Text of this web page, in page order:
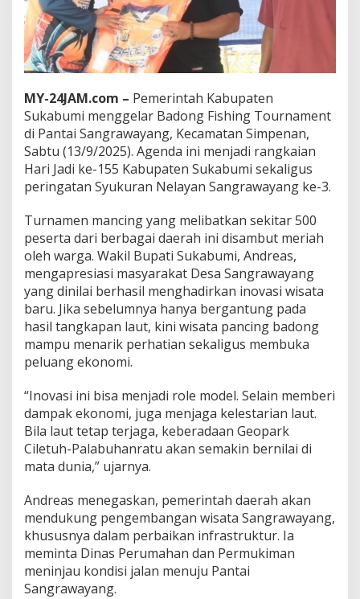
h
i
n
g
u
r
n
a
m
e
n
a
d
i
M
g
n
e
t
a
t
a
d
a
k
o
n
o
m
i
MY-24JAM.com – Pemerintah Kabupaten
Sukabumi menggelar Badong Fishing Tournament
di Pantai Sangrawayang, Kecamatan Simpenan,
Sabtu (13/9/2025). Agenda ini menjadi rangkaian
Hari Jadi ke-155 Kabupaten Sukabumi sekaligus
peringatan Syukuran Nelayan Sangrawayang ke-3.
Turnamen mancing yang melibatkan sekitar 500
peserta dari berbagai daerah ini disambut meriah
oleh warga. Wakil Bupati Sukabumi, Andreas,
mengapresiasi masyarakat Desa Sangrawayang
yang dinilai berhasil menghadirkan inovasi wisata
baru. Jika sebelumnya hanya bergantung pada
hasil tangkapan laut, kini wisata pancing badong
mampu menarik perhatian sekaligus membuka
peluang ekonomi.
“Inovasi ini bisa menjadi role model. Selain memberi
dampak ekonomi, juga menjaga kelestarian laut.
Bila laut tetap terjaga, keberadaan Geopark
Ciletuh-Palabuhanratu akan semakin bernilai di
mata dunia,” ujarnya.
Andreas menegaskan, pemerintah daerah akan
mendukung pengembangan wisata Sangrawayang,
khususnya dalam perbaikan infrastruktur. Ia
meminta Dinas Perumahan dan Permukiman
meninjau kondisi jalan menuju Pantai
Sangrawayang.